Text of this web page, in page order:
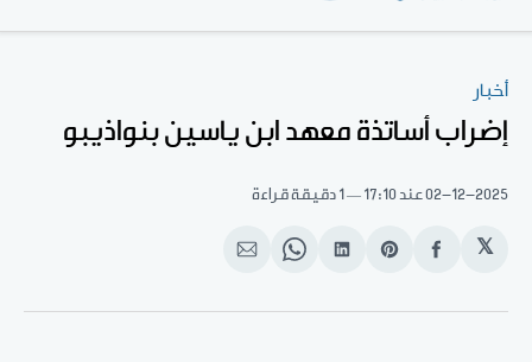
أخبار
إضراب أساتذة معهد ابن ياسين بنواذيبو
02-12-2025عند 17:10 1 دقيقة قراءة
𝕏
انشر
الفيسبوك
Share
Pinterest
انشر
لينكد
Share
WhatsApp
انشر
الإيميل